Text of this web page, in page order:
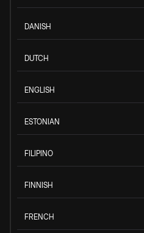
DANISH
DUTCH
ENGLISH
ESTONIAN
FILIPINO
FINNISH
FRENCH